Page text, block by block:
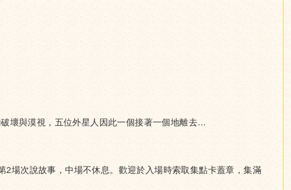
壞與漠視，五位外星人因此一個接著一個地離去…
場次說故事，中場不休息。歡迎於入場時索取集點卡蓋章，集滿